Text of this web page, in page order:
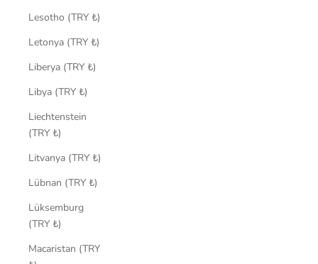
Lesotho (TRY ₺)
Letonya (TRY ₺)
Liberya (TRY ₺)
Libya (TRY ₺)
Liechtenstein
(TRY ₺)
Litvanya (TRY ₺)
Lübnan (TRY ₺)
Lüksemburg
(TRY ₺)
Macaristan (TRY